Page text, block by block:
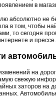
в
абсолютно не
в том, чтобы
то сегодня
и прессе.
на
свежую
заторов на